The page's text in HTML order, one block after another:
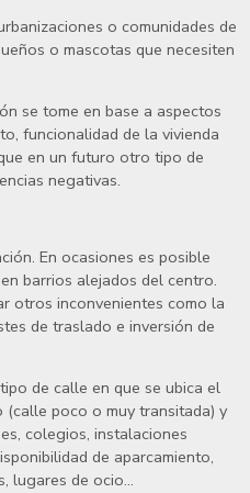
o comunidades de
o mascotas que necesiten
se tome en base a aspectos
funcionalidad de la vivienda
en un futuro otro tipo de
negativas.
En ocasiones es posible
barrios alejados del centro.
otros inconvenientes como la
de traslado e inversión de
de calle en que se ubica el
poco o muy transitada) y
colegios, instalaciones
de aparcamiento,
lugares de ocio…